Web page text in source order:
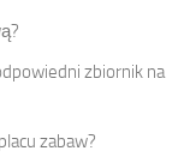
zbiornik na
zabaw?